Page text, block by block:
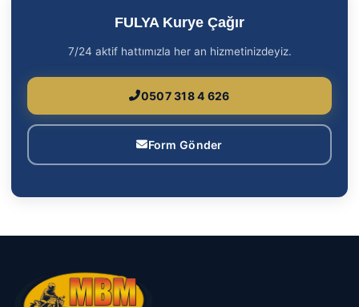
FULYA Kurye Çağır
7/24 aktif hattımızla her an hizmetinizdeyiz.
0507 318 4 626
Form Gönder